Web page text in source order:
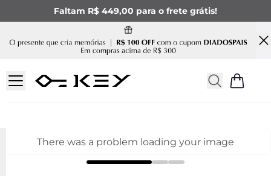
Faltam R$ 449,00 para o frete grátis!
There was a problem loading your image